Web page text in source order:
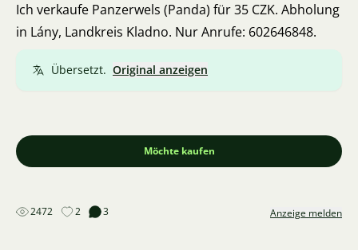
Ich verkaufe Panzerwels (Panda) für 35 CZK. Abholung
in Lány, Landkreis Kladno. Nur Anrufe: 602646848.
Übersetzt. Original anzeigen
Möchte kaufen
2472 2 3 Anzeige melden